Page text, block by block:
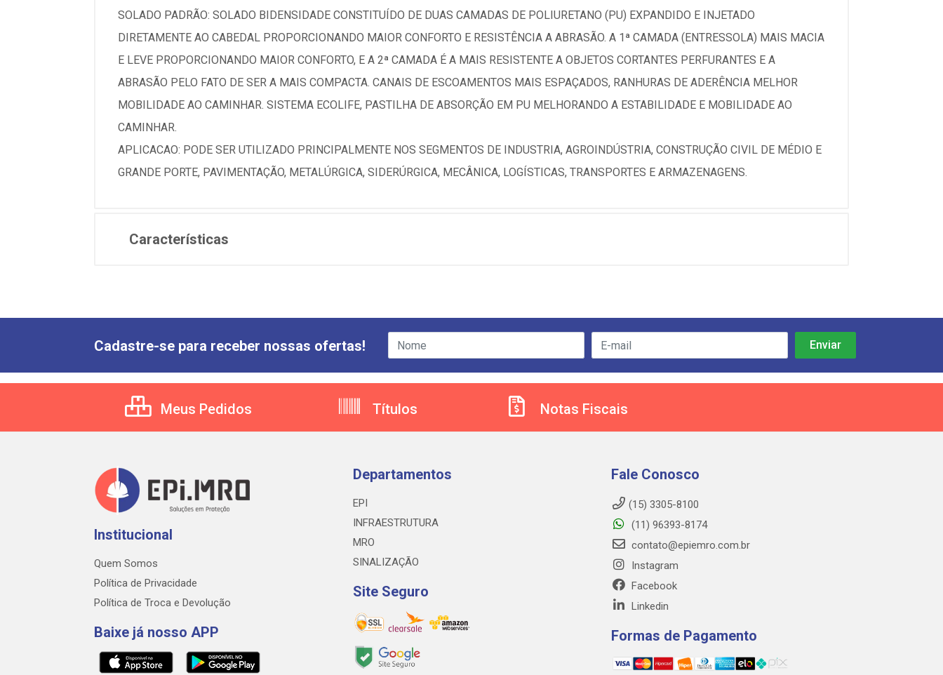
SOLADO PADRÃO: SOLADO BIDENSIDADE CONSTITUÍDO DE DUAS CAMADAS DE POLIURETANO (PU) EXPANDIDO E INJETADO
DIRETAMENTE AO CABEDAL PROPORCIONANDO MAIOR CONFORTO E RESISTÊNCIA A ABRASÃO. A 1ª CAMADA (ENTRESSOLA) MAIS MACIA
E LEVE PROPORCIONANDO MAIOR CONFORTO, E A 2ª CAMADA É A MAIS RESISTENTE A OBJETOS CORTANTES PERFURANTES E A
ABRASÃO PELO FATO DE SER A MAIS COMPACTA. CANAIS DE ESCOAMENTOS MAIS ESPAÇADOS, RANHURAS DE ADERÊNCIA MELHOR
MOBILIDADE AO CAMINHAR. SISTEMA ECOLIFE, PASTILHA DE ABSORÇÃO EM PU MELHORANDO A ESTABILIDADE E MOBILIDADE AO
CAMINHAR.
APLICACAO: PODE SER UTILIZADO PRINCIPALMENTE NOS SEGMENTOS DE INDUSTRIA, AGROINDÚSTRIA, CONSTRUÇÃO CIVIL DE MÉDIO E
GRANDE PORTE, PAVIMENTAÇÃO, METALÚRGICA, SIDERÚRGICA, MECÂNICA, LOGÍSTICAS, TRANSPORTES E ARMAZENAGENS.
Características
Cadastre-se para receber nossas ofertas!
Meus Pedidos Títulos Notas Fiscais
Institucional
Quem Somos
Política de Privacidade
Política de Troca e Devolução
Baixe já nosso APP
Departamentos
EPI
INFRAESTRUTURA
MRO
SINALIZAÇÃO
Site Seguro
Fale Conosco
(15) 3305-8100
(11) 96393-8174
contato@epiemro.com.br
Instagram
Facebook
Linkedin
Formas de Pagamento